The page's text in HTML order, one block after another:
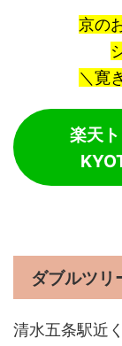
京の
＼寛
楽天
ダブルツリ
清水五条駅近